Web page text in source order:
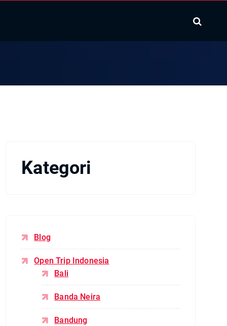
Kategori
Blog
Open Trip Indonesia
Bali
Banda Neira
Bandung